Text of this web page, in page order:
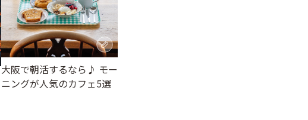
大阪で朝活するなら♪ モー
ニングが人気のカフェ5選